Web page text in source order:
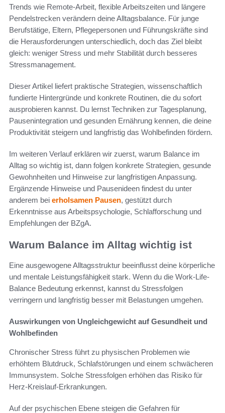
Trends wie Remote-Arbeit, flexible Arbeitszeiten und längere
Pendelstrecken verändern deine Alltagsbalance. Für junge
Berufstätige, Eltern, Pflegepersonen und Führungskräfte sind
die Herausforderungen unterschiedlich, doch das Ziel bleibt
gleich: weniger Stress und mehr Stabilität durch besseres
Stressmanagement.
Dieser Artikel liefert praktische Strategien, wissenschaftlich
fundierte Hintergründe und konkrete Routinen, die du sofort
ausprobieren kannst. Du lernst Techniken zur Tagesplanung,
Pausenintegration und gesunden Ernährung kennen, die deine
Produktivität steigern und langfristig das Wohlbefinden fördern.
Im weiteren Verlauf erklären wir zuerst, warum Balance im
Alltag so wichtig ist, dann folgen konkrete Strategien, gesunde
Gewohnheiten und Hinweise zur langfristigen Anpassung.
Ergänzende Hinweise und Pausenideen findest du unter
anderem bei erholsamen Pausen, gestützt durch
Erkenntnisse aus Arbeitspsychologie, Schlafforschung und
Empfehlungen der BZgA.
Warum Balance im Alltag wichtig ist
Eine ausgewogene Alltagsstruktur beeinflusst deine körperliche
und mentale Leistungsfähigkeit stark. Wenn du die Work-Life-
Balance Bedeutung erkennst, kannst du Stressfolgen
verringern und langfristig besser mit Belastungen umgehen.
Auswirkungen von Ungleichgewicht auf Gesundheit und
Wohlbefinden
Chronischer Stress führt zu physischen Problemen wie
erhöhtem Blutdruck, Schlafstörungen und einem schwächeren
Immunsystem. Solche Stressfolgen erhöhen das Risiko für
Herz-Kreislauf-Erkrankungen.
Auf der psychischen Ebene steigen die Gefahren für